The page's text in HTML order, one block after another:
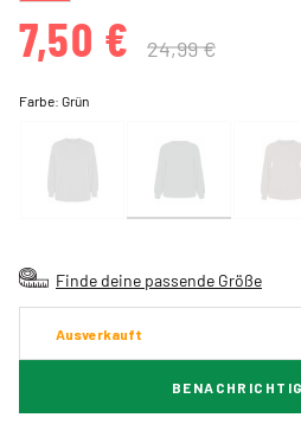
7,50 € 24,99 €
Farbe:Grün
Finde deine passende Größe
Ausverkauft